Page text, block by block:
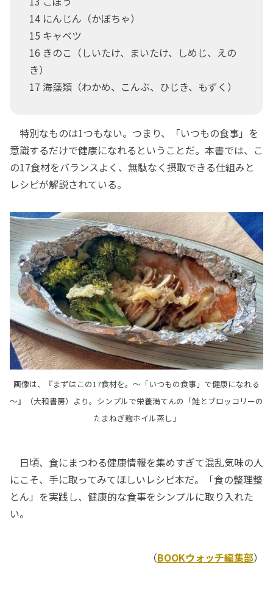
14 にんじん（かぼちゃ）
15 キャベツ
16 きのこ（しいたけ、まいたけ、しめじ、えの
き）
17 海藻類（わかめ、こんぶ、ひじき、もずく）
特別なものは1つもない。つまり、「いつもの食事」を
意識するだけで健康になれるということだ。本書では、こ
の17食材をバランスよく、無駄なく摂取できる仕組みと
レシピが解説されている。
画像は、『まずはこの17食材を。～「いつもの食事」で健康になれる
～』（大和書房）より。シンプルで栄養満てんの「鮭とブロッコリーの
たまねぎ麹ホイル蒸し」
日頃、食にまつわる健康情報を集めすぎて混乱気味の人
にこそ、手に取ってみてほしいレシピ本だ。「食の整理整
とん」を実践し、健康的な食事をシンプルに取り入れた
い。
（BOOKウォッチ編集部）